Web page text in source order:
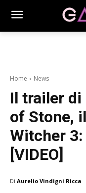
Home News
Il trailer
of Stone,
Witcher
[VIDEO]
Di Aurelio Vindigni Ricca